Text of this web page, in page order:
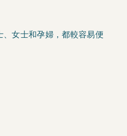
女士和孕婦，都較容易便